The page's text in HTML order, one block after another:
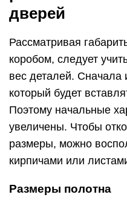
дверей
Рассматривая
коробом, следует
вес деталей. Сначала
который будет
Поэтому начальные
увеличены. Чтобы
размеры, можно
кирпичами или
Размеры полотна